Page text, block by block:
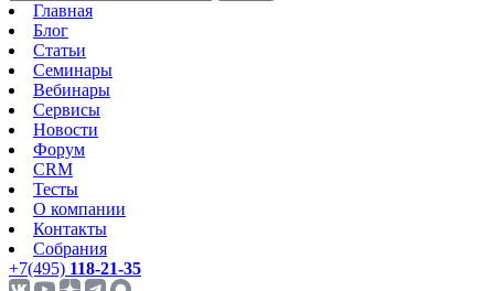
Главная
Блог
Статьи
Семинары
Вебинары
Сервисы
Новости
Форум
CRM
Тесты
О компании
Контакты
Собрания
+7(495) 118-21-35